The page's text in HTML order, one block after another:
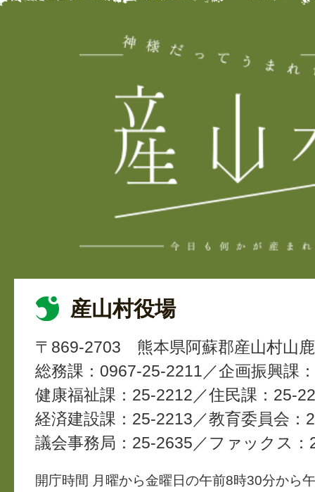
産山村役場
〒869-2703
熊本県阿蘇郡産山村山
総務課：0967-25-2211
企画振興課
健康福祉課：25-2212
住民課：25-
経済建設課：25-2213
教育委員会：
議会事務局：25-2635
ファックス：
開庁時間 月曜から金曜日の午前8時30分から